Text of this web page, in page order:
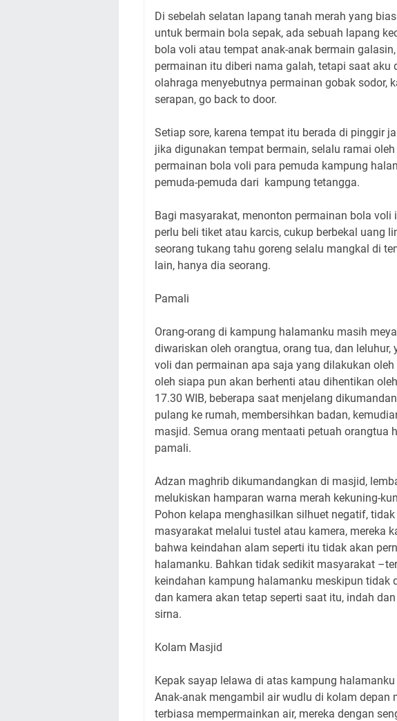
Di sebelah selatan lapang tanah merah yang
untuk bermain bola sepak, ada sebuah lapang
bola voli atau tempat anak-anak bermain
permainan itu diberi nama galah, tetapi saat aku
olahraga menyebutnya permainan gobak sodor,
serapan, go back to door.
Setiap sore, karena tempat itu berada di pinggir
jika digunakan tempat bermain, selalu ramai
permainan bola voli para pemuda kampung
pemuda-pemuda dari kampung tetangga.
Bagi masyarakat, menonton permainan bola
perlu beli tiket atau karcis, cukup berbekal uang
seorang tukang tahu goreng selalu mangkal di
lain, hanya dia seorang.
Pamali
Orang-orang di kampung halamanku masih
diwariskan oleh orangtua, orang tua, dan
voli dan permainan apa saja yang dilakukan
oleh siapa pun akan berhenti atau dihentikan
17.30 WIB, beberapa saat menjelang
pulang ke rumah, membersihkan badan,
masjid. Semua orang mentaati petuah orangtua
pamali.
Adzan maghrib dikumandangkan di masjid,
melukiskan hamparan warna merah kekuning-
Pohon kelapa menghasilkan silhuet negatif,
masyarakat melalui tustel atau kamera, mereka
bahwa keindahan alam seperti itu tidak akan
halamanku. Bahkan tidak sedikit masyarakat
keindahan kampung halamanku meskipun tidak
dan kamera akan tetap seperti saat itu, indah
sirna.
Kolam Masjid
Kepak sayap lelawa di atas kampung
Anak-anak mengambil air wudlu di kolam depan
terbiasa mempermainkan air, mereka dengan